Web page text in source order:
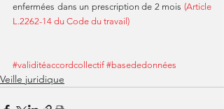
enfermées dans un prescription de 2 mois (Article
L.2262-14 du Code du travail)
#validitéaccordcollectif #basededonnées
Veille juridique